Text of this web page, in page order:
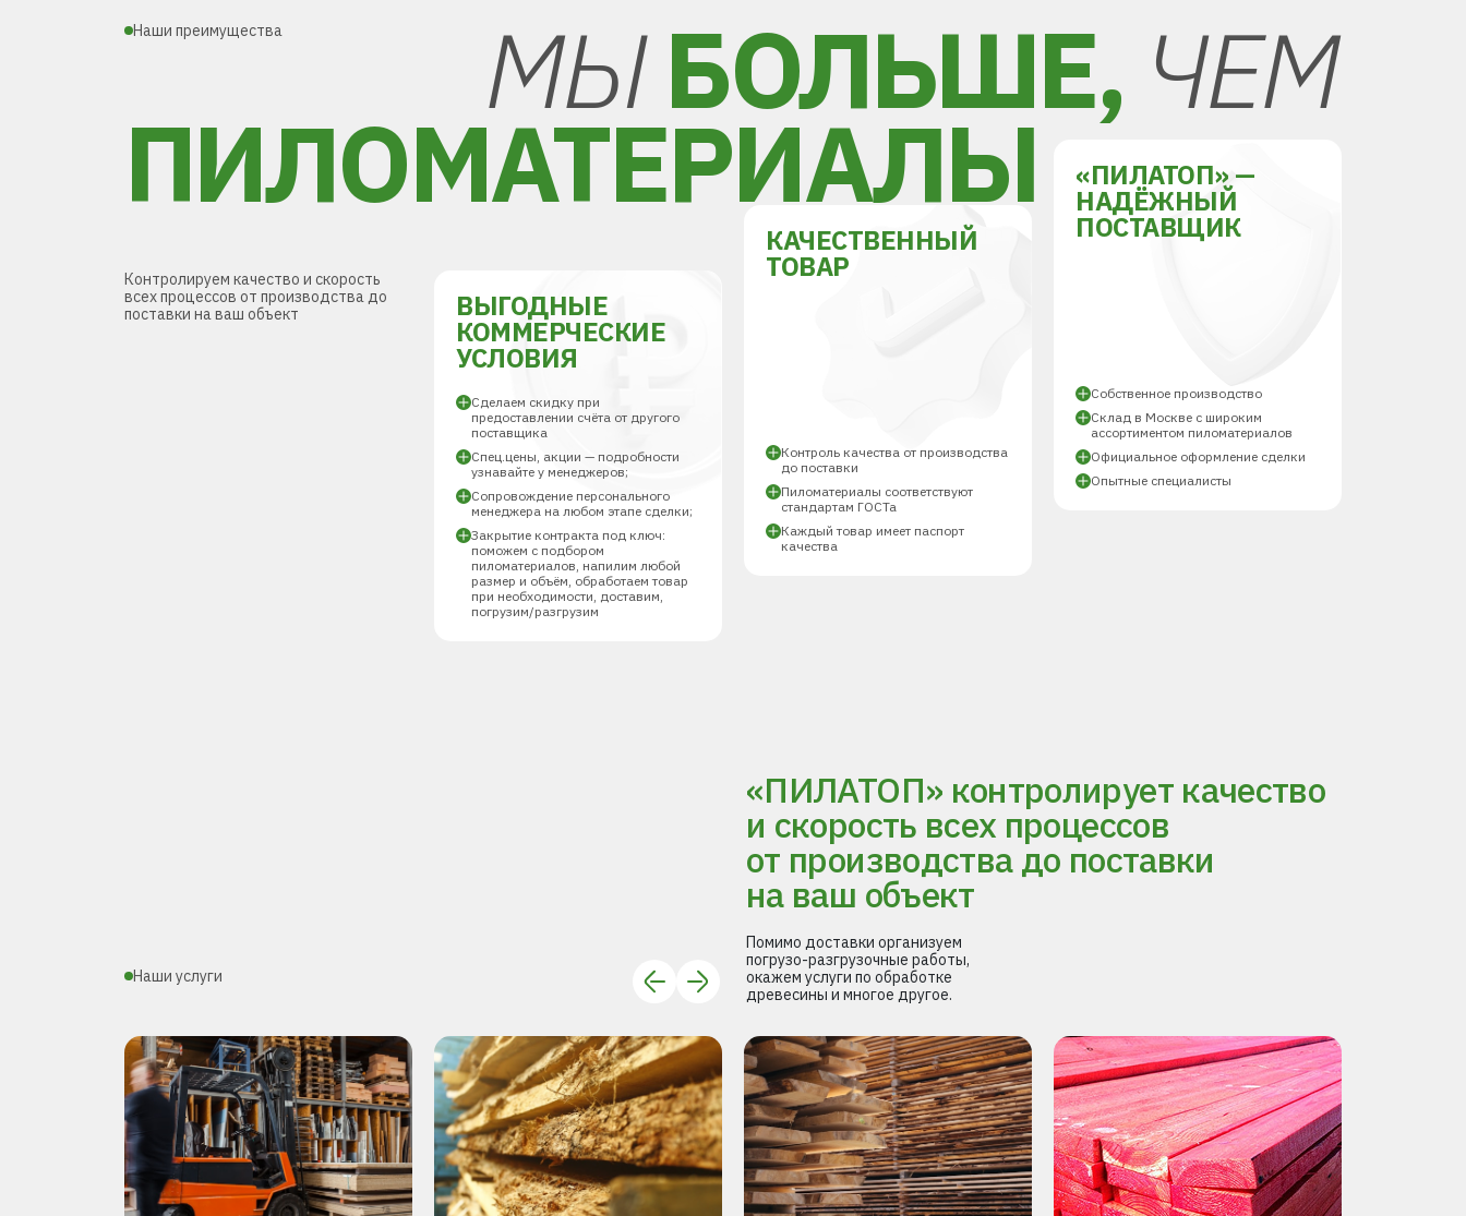
Наши преимущества МЫБОЛЬШЕ, ЧЕМ
ПИЛОМАТЕРИАЛЫ
Контролируем качество и скорость
всех процессов от производства до
поставки на ваш объект
ВЫГОДНЫЕ
КОММЕРЧЕСКИЕ
УСЛОВИЯ
Сделаем скидку при
предоставлении счёта от другого
поставщика
Спец.цены, акции — подробности
узнавайте у менеджеров;
Сопровождение персонального
менеджера на любом этапе сделки;
Закрытие контракта под ключ:
поможем с подбором
пиломатериалов, напилим любой
размер и объём, обработаем товар
при необходимости, доставим,
погрузим/разгрузим
КАЧЕСТВЕННЫЙ
ТОВАР
Контроль качества от производства
до поставки
Пиломатериалы соответствуют
стандартам ГОСТа
Каждый товар имеет паспорт
качества
«ПИЛАТОП» —
НАДЁЖНЫЙ
ПОСТАВЩИК
Собственное производство
Склад в Москве с широким
ассортиментом пиломатериалов
Официальное оформление сделки
Опытные специалисты
Наши услуги
«ПИЛАТОП» контролирует качество
и скорость всех процессов
от производства до поставки
на ваш объект
Помимо доставки организуем
погрузо-разгрузочные работы,
окажем услуги по обработке
древесины и многое другое.